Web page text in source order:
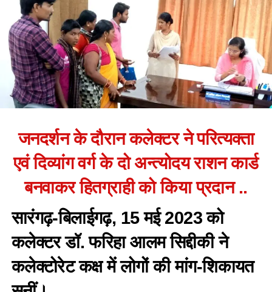
जनदर्शन के दौरान कलेक्टर ने परित्यक्ता
एवं दिव्यांग वर्ग के दो अन्त्योदय राशन कार्ड
बनवाकर हितग्राही को किया प्रदान ..
सारंगढ़-बिलाईगढ़, 15 मई 2023 को
कलेक्टर डॉ. फरिहा आलम सिद्दीकी ने
कलेक्टोरेट कक्ष में लोगों की मांग-शिकायत